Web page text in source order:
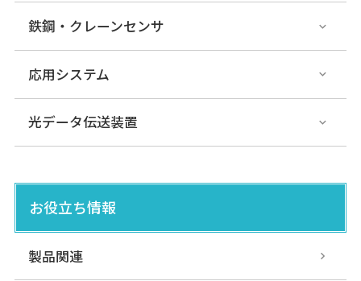
鉄鋼・クレーンセンサ
応用システム
光データ伝送装置
お役立ち情報
製品関連